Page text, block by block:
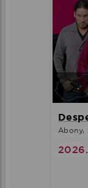
Abony,